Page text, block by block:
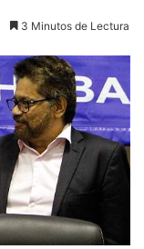
3 Minutos de Lectura